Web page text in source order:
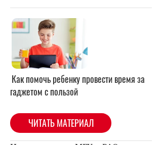
Как помочь ребенку провести время за
гаджетом с пользой
ЧИТАТЬ МАТЕРИАЛ